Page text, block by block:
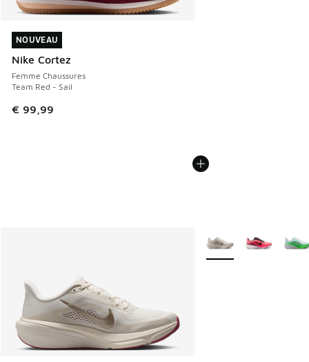
NOUVEAU
Nike Cortez
Femme Chaussures
Team Red - Sail
€ 99,99
NOUVEAU
Plus de couleurs